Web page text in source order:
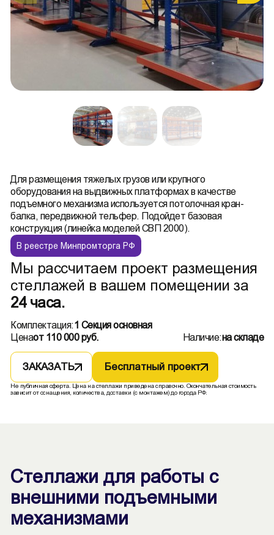
Для размещения тяжелых грузов или крупного
оборудования на выдвижных платформах в качестве
подъемного механизма используется потолочная кран-
балка, передвижной тельфер. Подойдет базовая
конструкция (линейка моделей СВП 2000).
В реестре Минпромторга РФ
Мы рассчитаем проект размещения
стеллажей в вашем помещении за
24 часа.
Комплектация:1 Секция основная
Ценаот 110 000 руб. Наличие:на складе
ЗАКАЗАТЬ Бесплатный проект
Не публичная оферта. Цена на стеллажи приведена справочно. Окончательная стоимость
зависит от оснащения, количества, доставки (с монтажем) до города РФ.
Стеллажи для работы с
внешними подъемными
механизмами